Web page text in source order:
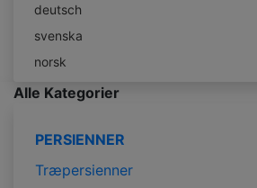
deutsch
svenska
norsk
Alle Kategorier
PERSIENNER
Træpersienner